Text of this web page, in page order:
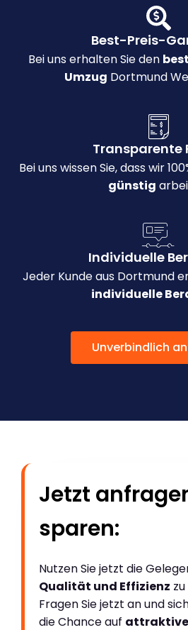
Best-Preis-
Bei uns erhalten Sie den
Umzug Dortmund
Transparente
Bei uns wissen Sie, dass wir
günstig
Individuelle
Jeder Kunde aus Dortmund
individuelle
Unverbindlich
Jetzt
sparen:
Nutzen Sie jetzt die
Qualität und Effizienz
Fragen Sie jetzt an und
die Chance auf attraktive